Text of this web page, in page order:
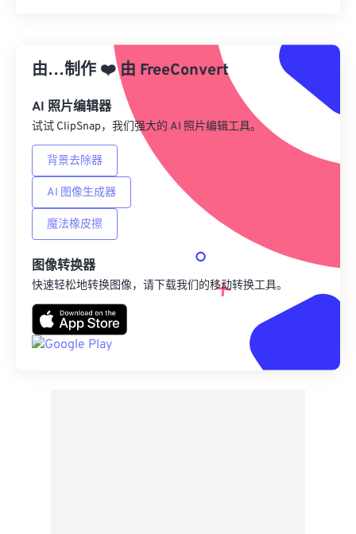
从预设应用
另存为预设
由…制作 ❤️由 FreeConvert
AI 照片编辑器
试试 ClipSnap，我们强大的 AI 照片编辑工具。
背景去除器
AI 图像生成器
魔法橡皮擦
图像转换器
快速轻松地转换图像，请下载我们的移动转换工具。